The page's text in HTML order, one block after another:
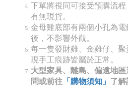
下單將視同可接受預購流
有無現貨。
金母雞底部有兩個小孔為
後，不影響外觀。
每一隻發財雞、金雞仔、
現手工痕跡皆屬於正常。
大型家具、離島、偏遠地
問或前往 「購物須知」 了解